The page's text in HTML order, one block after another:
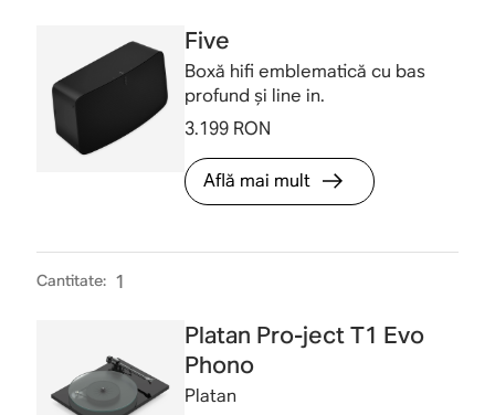
Five
Boxă hifi emblematică cu bas
profund și line in.
3.199 RON
Află mai mult
Cantitate: 1
Platan Pro-ject T1 Evo
Phono
Platan